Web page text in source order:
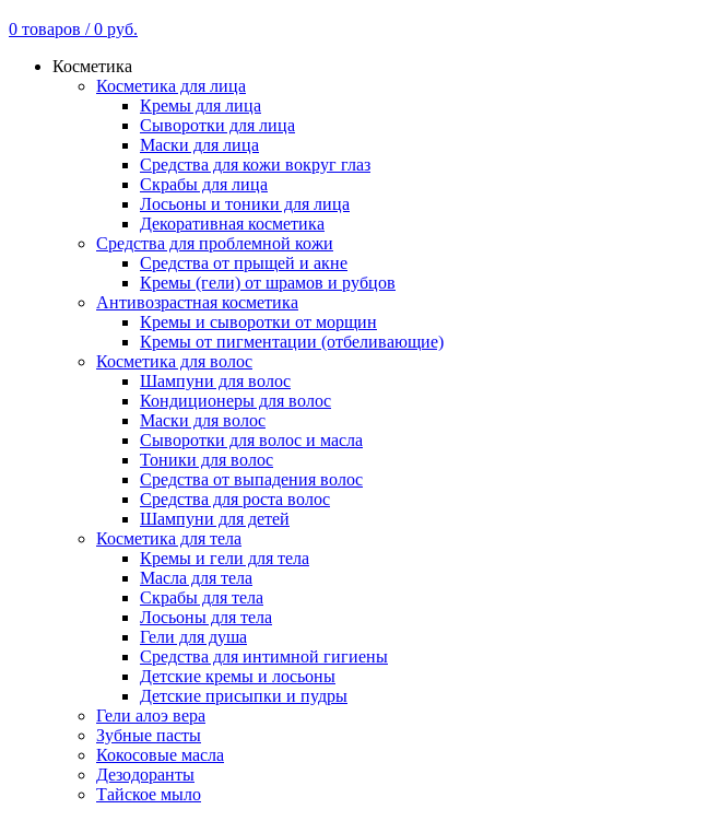
0 товаров / 0 руб.
Косметика
Косметика для лица
Кремы для лица
Сыворотки для лица
Маски для лица
Средства для кожи вокруг глаз
Скрабы для лица
Лосьоны и тоники для лица
Декоративная косметика
Средства для проблемной кожи
Средства от прыщей и акне
Кремы (гели) от шрамов и рубцов
Антивозрастная косметика
Кремы и сыворотки от морщин
Кремы от пигментации (отбеливающие)
Косметика для волос
Шампуни для волос
Кондиционеры для волос
Маски для волос
Сыворотки для волос и масла
Тоники для волос
Средства от выпадения волос
Средства для роста волос
Шампуни для детей
Косметика для тела
Кремы и гели для тела
Масла для тела
Скрабы для тела
Лосьоны для тела
Гели для душа
Средства для интимной гигиены
Детские кремы и лосьоны
Детские присыпки и пудры
Гели алоэ вера
Зубные пасты
Кокосовые масла
Дезодоранты
Тайское мыло